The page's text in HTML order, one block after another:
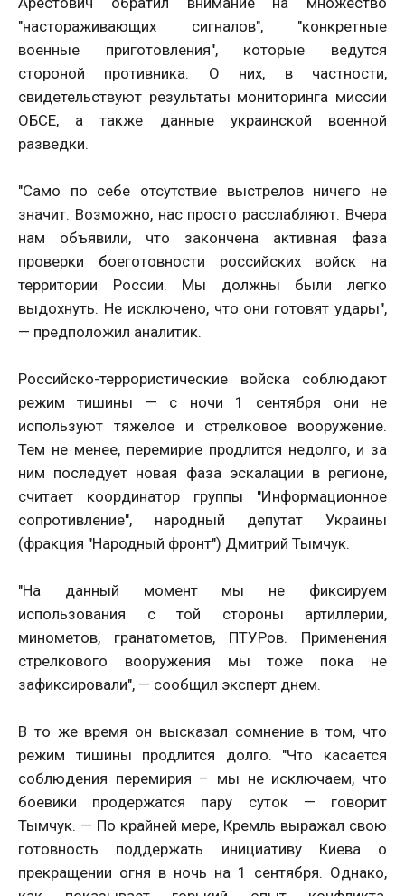
"настораживающих сигналов", "конкретные
военные приготовления", которые ведутся
стороной противника. О них, в частности,
свидетельствуют результаты мониторинга миссии
ОБСЕ, а также данные украинской военной
разведки.
"Само по себе отсутствие выстрелов ничего не
значит. Возможно, нас просто расслабляют. Вчера
нам объявили, что закончена активная фаза
проверки боеготовности российских войск на
территории России. Мы должны были легко
выдохнуть. Не исключено, что они готовят удары",
— предположил аналитик.
Российско-террористические войска соблюдают
режим тишины — с ночи 1 сентября они не
используют тяжелое и стрелковое вооружение.
Тем не менее, перемирие продлится недолго, и за
ним последует новая фаза эскалации в регионе,
считает координатор группы "Информационное
сопротивление", народный депутат Украины
(фракция "Народный фронт") Дмитрий Тымчук.
"На данный момент мы не фиксируем
использования с той стороны артиллерии,
минометов, гранатометов, ПТУРов. Применения
стрелкового вооружения мы тоже пока не
зафиксировали", — сообщил эксперт днем.
В то же время он высказал сомнение в том, что
режим тишины продлится долго. "Что касается
соблюдения перемирия – мы не исключаем, что
боевики продержатся пару суток — говорит
Тымчук. — По крайней мере, Кремль выражал свою
готовность поддержать инициативу Киева о
прекращении огня в ночь на 1 сентября. Однако,